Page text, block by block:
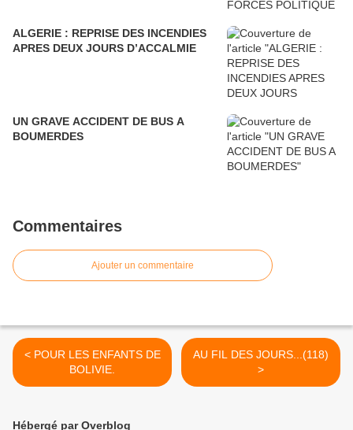
ALGERIE : REPRISE DES INCENDIES
APRES DEUX JOURS D’ACCALMIE
UN GRAVE ACCIDENT DE BUS A
BOUMERDES
Commentaires
Ajouter un commentaire
< POUR LES ENFANTS DE
BOLIVIE.
AU FIL DES JOURS...(118)
>
Hébergé par Overblog